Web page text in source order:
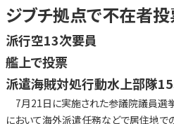
ジブチ拠点で不在者
派行空13次要員
艦上で投票
派遣海賊対処行動水上部隊
7月21日に実施された参議院議員選
において海外派遣任務などで居住地で